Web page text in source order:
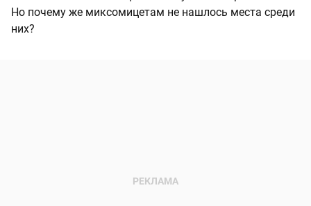
Но почему же миксомицетам не нашлось места среди
них?